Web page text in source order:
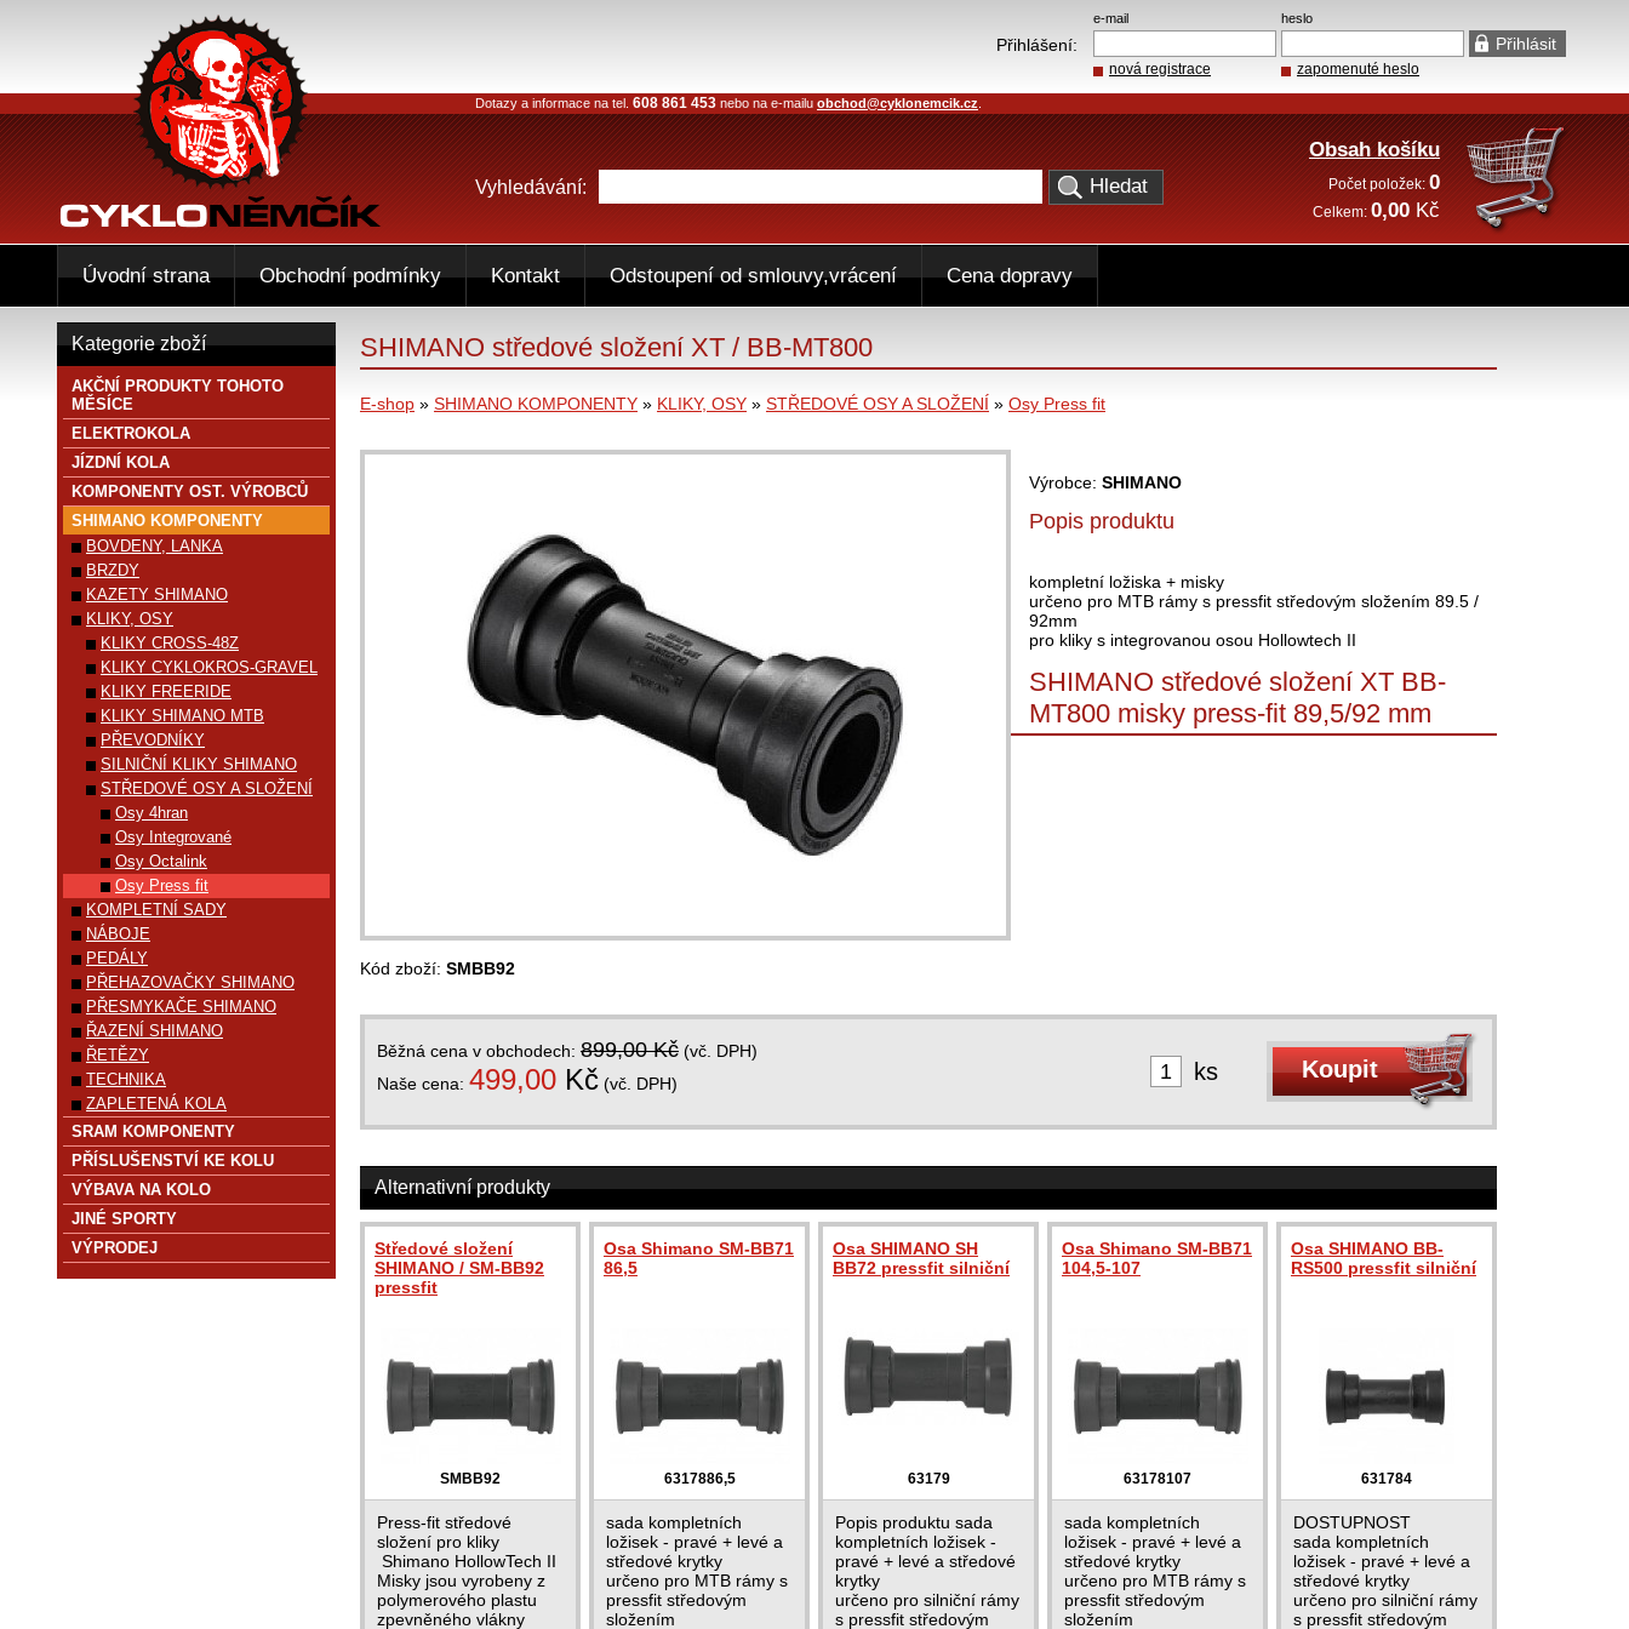
SHIMANO středové složení XT / BB-MT800
E-shop » SHIMANO KOMPONENTY » KLIKY, OSY » STŘEDOVÉ OSY A SLOŽENÍ » Osy Press fit
Výrobce: SHIMANO
Popis produktu
kompletní ložiska + misky
určeno pro MTB rámy s pressfit středovým složením 89.5 /
92mm
pro kliky s integrovanou osou Hollowtech II
SHIMANO středové složení XT BB-
MT800 misky press-fit 89,5/92 mm
Kód zboží: SMBB92
Běžná cena v obchodech: 899,00 Kč (vč. DPH)
Naše cena: 499,00 Kč (vč. DPH) ks
Alternativní produkty
Středové složení
SHIMANO / SM-BB92
pressfit
SMBB92
Press-fit středové
složení pro kliky
Shimano HollowTech II
Misky jsou vyrobeny z
polymerového plastu
zpevněného vlákny
Osa Shimano SM-BB71
86,5
6317886,5
sada kompletních
ložisek - pravé + levé a
středové krytky
určeno pro MTB rámy s
pressfit středovým
složením
Osa SHIMANO SH
BB72 pressfit silniční
63179
Popis produktu sada
kompletních ložisek -
pravé + levé a středové
krytky
určeno pro silniční rámy
s pressfit středovým
Osa Shimano SM-BB71
104,5-107
63178107
sada kompletních
ložisek - pravé + levé a
středové krytky
určeno pro MTB rámy s
pressfit středovým
složením
Osa SHIMANO BB-
RS500 pressfit silniční
631784
DOSTUPNOST
sada kompletních
ložisek - pravé + levé a
středové krytky
určeno pro silniční rámy
s pressfit středovým
Kategorie zboží
AKČNÍ PRODUKTY TOHOTO
MĚSÍCE
ELEKTROKOLA
JÍZDNÍ KOLA
KOMPONENTY OST. VÝROBCŮ
SHIMANO KOMPONENTY
BOVDENY, LANKA
BRZDY
KAZETY SHIMANO
KLIKY, OSY
KLIKY CROSS-48Z
KLIKY CYKLOKROS-GRAVEL
KLIKY FREERIDE
KLIKY SHIMANO MTB
PŘEVODNÍKY
SILNIČNÍ KLIKY SHIMANO
STŘEDOVÉ OSY A SLOŽENÍ
Osy 4hran
Osy Integrované
Osy Octalink
Osy Press fit
KOMPLETNÍ SADY
NÁBOJE
PEDÁLY
PŘEHAZOVAČKY SHIMANO
PŘESMYKAČE SHIMANO
ŘAZENÍ SHIMANO
ŘETĚZY
TECHNIKA
ZAPLETENÁ KOLA
SRAM KOMPONENTY
PŘÍSLUŠENSTVÍ KE KOLU
VÝBAVA NA KOLO
JINÉ SPORTY
VÝPRODEJ
e-mail heslo
Přihlášení:
nová registrace zapomenuté heslo
Dotazy a informace na tel. 608 861 453 nebo na e-mailu obchod@cyklonemcik.cz
Vyhledávání:
Obsah košíku
Počet položek:0
Celkem: 0,00 Kč
Úvodní strana Obchodní podmínky Kontakt Odstoupení od smlouvy,vrácení Cena dopravy